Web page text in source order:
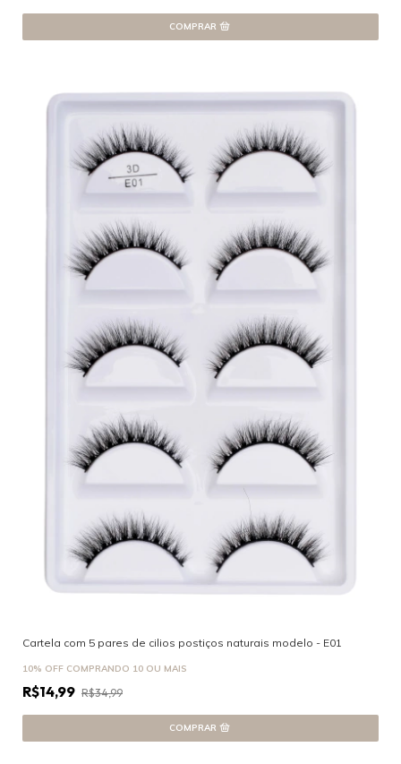
Cartela com 5 pares de cilios postiços naturais modelo - E01
10% OFF COMPRANDO 10 OU MAIS
R$14,99 R$34,99